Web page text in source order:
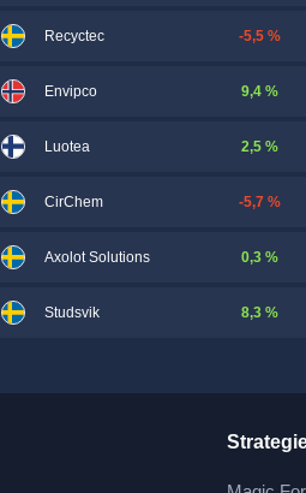
Recyctec -5,5 %
Envipco 9,4 %
Luotea 2,5 %
CirChem -5,7 %
Axolot Solutions 0,3 %
Studsvik 8,3 %